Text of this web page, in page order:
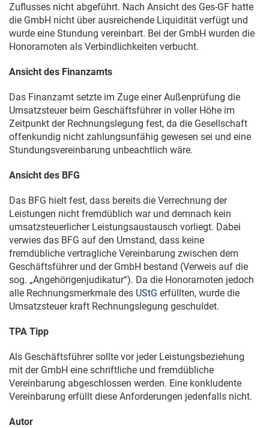
Zuflusses nicht abgeführt. Nach Ansicht des Ges-GF hatte
die GmbH nicht über ausreichende Liquidität verfügt und
wurde eine Stundung vereinbart. Bei der GmbH wurden die
Honorarnoten als Verbindlichkeiten verbucht.
Ansicht des Finanzamts
Das Finanzamt setzte im Zuge einer Außenprüfung die
Umsatzsteuer beim Geschäftsführer in voller Höhe im
Zeitpunkt der Rechnungslegung fest, da die Gesellschaft
offenkundig nicht zahlungsunfähig gewesen sei und eine
Stundungsvereinbarung unbeachtlich wäre.
Ansicht des BFG
Das BFG hielt fest, dass bereits die Verrechnung der
Leistungen nicht fremdüblich war und demnach kein
umsatzsteuerlicher Leistungsaustausch vorliegt. Dabei
verwies das BFG auf den Umstand, dass keine
fremdübliche vertragliche Vereinbarung zwischen dem
Geschäftsführer und der GmbH bestand (Verweis auf die
sog. „Angehörigenjudikatur“). Da die Honorarnoten jedoch
alle Rechnungsmerkmale des UStG erfüllten, wurde die
Umsatzsteuer kraft Rechnungslegung geschuldet.
TPA Tipp
Als Geschäftsführer sollte vor jeder Leistungsbeziehung
mit der GmbH eine schriftliche und fremdübliche
Vereinbarung abgeschlossen werden. Eine konkludente
Vereinbarung erfüllt diese Anforderungen jedenfalls nicht.
Autor